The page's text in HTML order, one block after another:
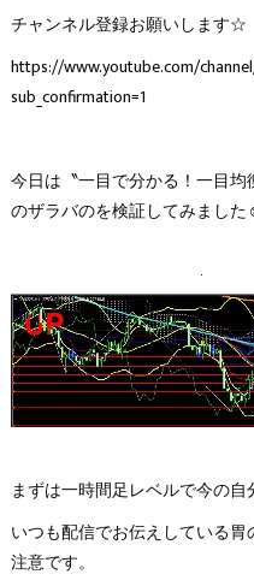
チャンネル登録お願いします☆
https://www.youtube.com/
sub_confirmation=1
今日は〝一目で分かる！一目
のザラバのを検証してみまし
まずは一時間足レベルで今の自
いつも配信でお伝えしている
注意です。